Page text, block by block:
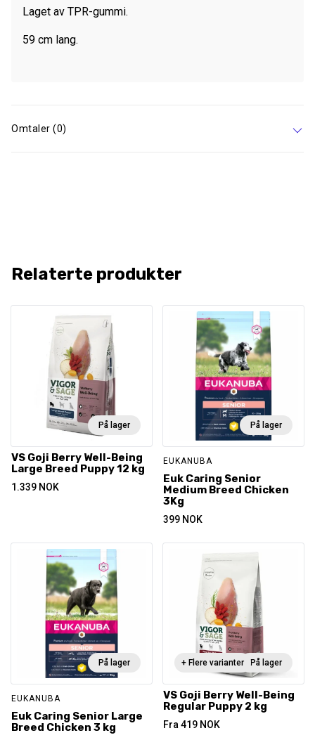
Laget av TPR-gummi.
59 cm lang.
Omtaler (0)
Relaterte produkter
På lager
VS Goji Berry Well-Being
Large Breed Puppy 12 kg
1.339 NOK
På lager
EUKANUBA
Euk Caring Senior
Medium Breed Chicken
3Kg
399 NOK
På lager
EUKANUBA
Euk Caring Senior Large
Breed Chicken 3 kg
På lager
+ Flere varianter
VS Goji Berry Well-Being
Regular Puppy 2 kg
Fra 419 NOK